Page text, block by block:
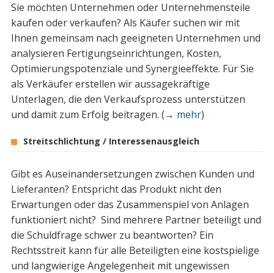
Sie möchten Unternehmen oder Unternehmensteile
kaufen oder verkaufen? Als Käufer suchen wir mit
Ihnen gemeinsam nach geeigneten Unternehmen und
analysieren Fertigungseinrichtungen, Kosten,
Optimierungspotenziale und Synergieeffekte. Für Sie
als Verkäufer erstellen wir aussagekräftige
Unterlagen, die den Verkaufsprozess unterstützen
und damit zum Erfolg beitragen. (→ mehr)
Streitschlichtung / Interessenausgleich
Gibt es Auseinandersetzungen zwischen Kunden und
Lieferanten? Entspricht das Produkt nicht den
Erwartungen oder das Zusammenspiel von Anlagen
funktioniert nicht? Sind mehrere Partner beteiligt und
die Schuldfrage schwer zu beantworten? Ein
Rechtsstreit kann für alle Beteiligten eine kostspielige
und langwierige Angelegenheit mit ungewissen